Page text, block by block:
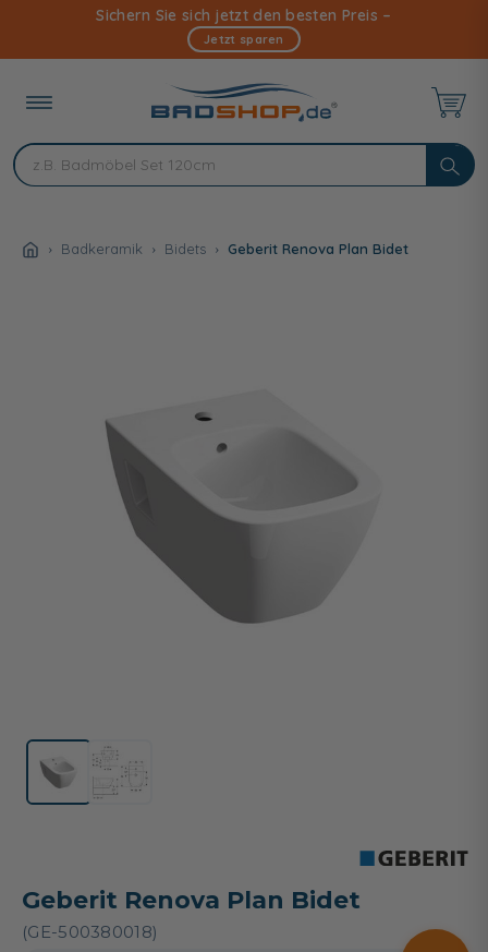
Inhalt
Sichern Sie sich jetzt den besten Preis –
Jetzt sparen
Badkeramik Bidets Geberit Renova Plan Bidet
Geberit Renova Plan Bidet
(GE-500380018)